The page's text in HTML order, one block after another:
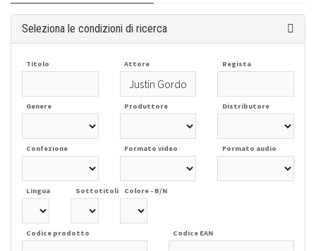
Seleziona le condizioni di ricerca
Titolo Attore Regista
Genere Produttore Distributore
Confezione Formato video Formato audio
Lingua Sottotitoli Colore - B/N
Codice prodotto Codice EAN